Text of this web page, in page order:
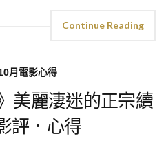
Continue Reading
月電影心得
美麗淒迷的正宗續
評．心得